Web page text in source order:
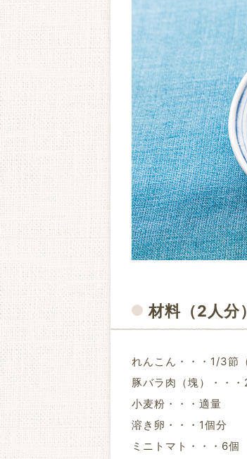
材料 （2人分）
れんこん・・・1/3節
豚バラ肉（塊）・・
小麦粉・・・適量
溶き卵・・・1個分
ミニトマト・・・6個